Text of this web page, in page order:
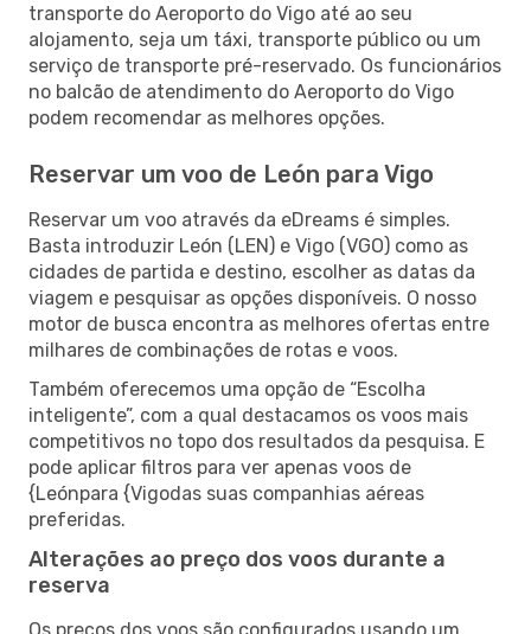
transporte do Aeroporto do Vigo até ao seu
alojamento, seja um táxi, transporte público ou um
serviço de transporte pré-reservado. Os funcionários
no balcão de atendimento do Aeroporto do Vigo
podem recomendar as melhores opções.
Reservar um voo de León para Vigo
Reservar um voo através da eDreams é simples.
Basta introduzir León (LEN) e Vigo (VGO) como as
cidades de partida e destino, escolher as datas da
viagem e pesquisar as opções disponíveis. O nosso
motor de busca encontra as melhores ofertas entre
milhares de combinações de rotas e voos.
Também oferecemos uma opção de “Escolha
inteligente”, com a qual destacamos os voos mais
competitivos no topo dos resultados da pesquisa. E
pode aplicar filtros para ver apenas voos de
{Leónpara {Vigodas suas companhias aéreas
preferidas.
Alterações ao preço dos voos durante a
reserva